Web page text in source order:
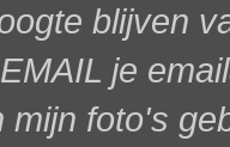
blijven
je
mijn foto's